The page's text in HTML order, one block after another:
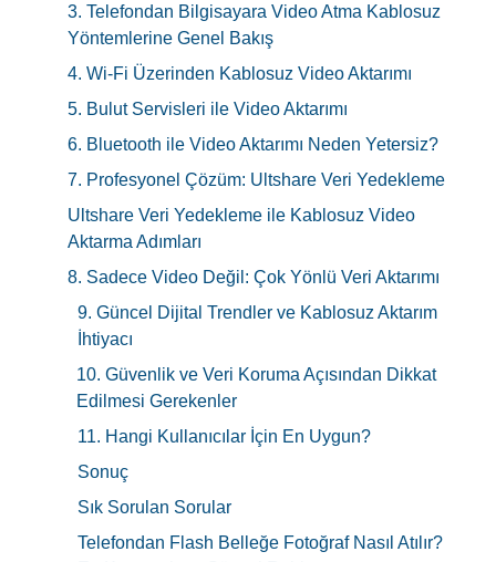
3. Telefondan Bilgisayara Video Atma Kablosuz
Yöntemlerine Genel Bakış
4. Wi-Fi Üzerinden Kablosuz Video Aktarımı
5. Bulut Servisleri ile Video Aktarımı
6. Bluetooth ile Video Aktarımı Neden Yetersiz?
7. Profesyonel Çözüm: Ultshare Veri Yedekleme
Ultshare Veri Yedekleme ile Kablosuz Video
Aktarma Adımları
8. Sadece Video Değil: Çok Yönlü Veri Aktarımı
9. Güncel Dijital Trendler ve Kablosuz Aktarım
İhtiyacı
10. Güvenlik ve Veri Koruma Açısından Dikkat
Edilmesi Gerekenler
11. Hangi Kullanıcılar İçin En Uygun?
Sonuç
Sık Sorulan Sorular
Telefondan Flash Belleğe Fotoğraf Nasıl Atılır?